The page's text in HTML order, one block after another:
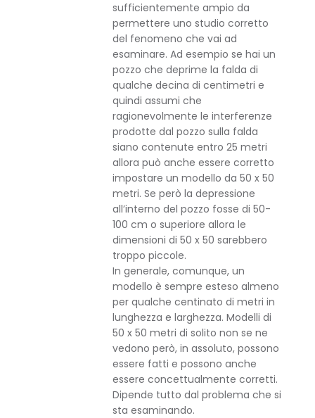
sufficientemente ampio da
permettere uno studio corretto
del fenomeno che vai ad
esaminare. Ad esempio se hai un
pozzo che deprime la falda di
qualche decina di centimetri e
quindi assumi che
ragionevolmente le interferenze
prodotte dal pozzo sulla falda
siano contenute entro 25 metri
allora può anche essere corretto
impostare un modello da 50 x 50
metri. Se però la depressione
all’interno del pozzo fosse di 50-
100 cm o superiore allora le
dimensioni di 50 x 50 sarebbero
troppo piccole.
In generale, comunque, un
modello è sempre esteso almeno
per qualche centinato di metri in
lunghezza e larghezza. Modelli di
50 x 50 metri di solito non se ne
vedono però, in assoluto, possono
essere fatti e possono anche
essere concettualmente corretti.
Dipende tutto dal problema che si
sta esaminando.